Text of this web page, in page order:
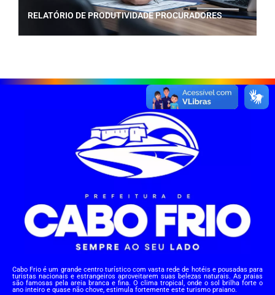
RELATÓRIO DE PRODUTIVIDADE PROCURADORES
Cabo Frio é um grande centro turístico com vasta rede de hotéis e pousadas para
turistas nacionais e estrangeiros aproveitarem suas belezas naturais. As praias
são famosas pela areia branca e fina. O clima tropical, onde o sol brilha forte o
ano inteiro e quase não chove, estimula fortemente este turismo praiano.